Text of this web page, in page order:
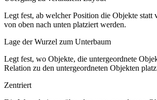
Legt fest, ab welcher Position die Objekte statt
von oben nach unten platziert werden.
Lage der Wurzel zum Unterbaum
Legt fest, wo Objekte, die untergeordnete
Relation zu den untergeordneten Objekten
Zentriert